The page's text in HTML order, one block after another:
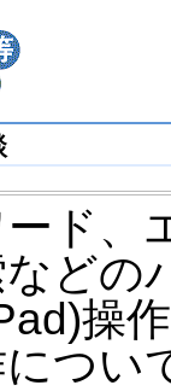
ード、
どの
操
つい